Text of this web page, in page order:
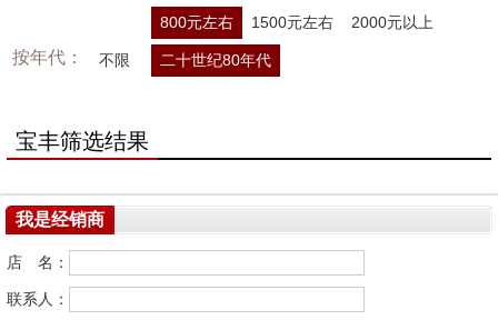
800元左右
1500元左右 2000元以上
按年代： 不限 二十世纪80年代
宝丰筛选结果
我是经销商
店 名：
联系人：